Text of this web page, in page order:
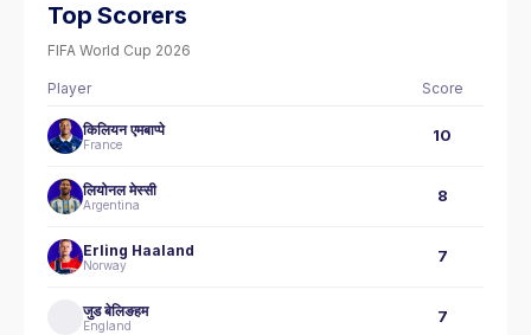
Top Scorers
FIFA World Cup 2026
Player Score
किलियन एमबाप्पे
France 10
लियोनल मेस्सी
Argentina 8
Erling Haaland
Norway 7
जुड बेलिङहम
England 7